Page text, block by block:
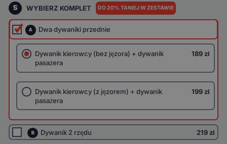
5 WYBIERZ KOMPLET DO 20% TANIEJ W ZESTAWIE
A Dwa dywaniki przednie
Dywanik kierowcy (bez jęzora) + dywanik
pasażera
189 zł
Dywanik kierowcy (z jęzorem) + dywanik
pasażera
199 zł
B Dywanik 2 rzędu 219 zł